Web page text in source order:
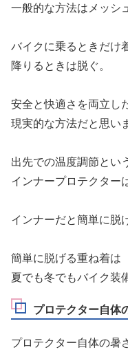
一般的な方法はメッシ
バイクに乗るときだけ
降りるときは脱ぐ。
安全と快適さを両立し
現実的な方法だと思い
出先での温度調節とい
インナープロテクター
インナーだと簡単に脱
簡単に脱げる重ね着は
夏でも冬でもバイク装
プロテクター自体
プロテクター自体の暑